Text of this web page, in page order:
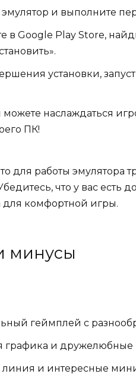
эмулятор и выполните
в Google Play Store,
установки,
можете наслаждаться
ПК!
для работы эмулятора
что у вас есть
для комфортной игры.
минусы
геймплей с
графика и
и интересные